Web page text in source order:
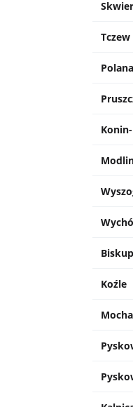
Tczew
Polana
Koźle
Mocha